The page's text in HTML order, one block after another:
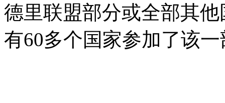
德里联盟部分或全部其
有60多个国家参加了该